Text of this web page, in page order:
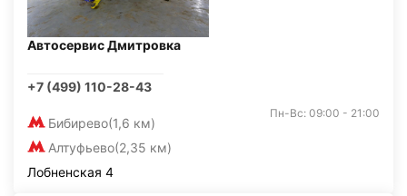
Автосервис Дмитровка
+7 (499) 110-28-43
Бибирево(1,6 км)
Алтуфьево(2,35 км)
Пн-Вс: 09:00 - 21:00
Лобненская 4